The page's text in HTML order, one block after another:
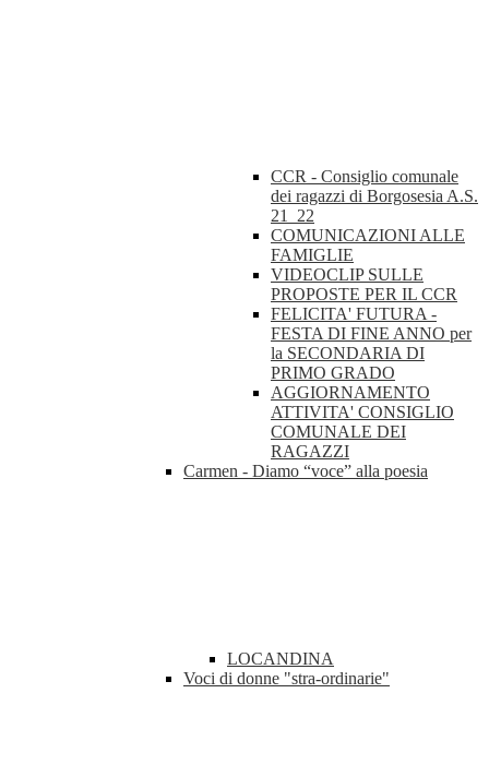
CCR - Consiglio comunale
dei ragazzi di Borgosesia A.S.
21_22
COMUNICAZIONI ALLE
FAMIGLIE
VIDEOCLIP SULLE
PROPOSTE PER IL CCR
FELICITA' FUTURA -
FESTA DI FINE ANNO per
la SECONDARIA DI
PRIMO GRADO
AGGIORNAMENTO
ATTIVITA' CONSIGLIO
COMUNALE DEI
RAGAZZI
Carmen - Diamo “voce” alla poesia
LOCANDINA
Voci di donne "stra-ordinarie"